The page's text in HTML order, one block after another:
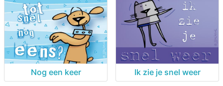
Nog een keer Ik zie je snel weer